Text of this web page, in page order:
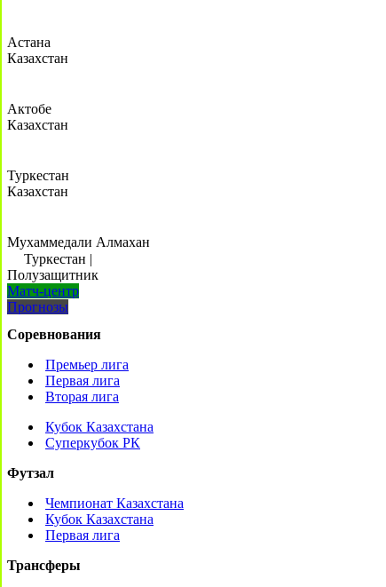
Астана
Казахстан
Актобе
Казахстан
Туркестан
Казахстан
Мухаммедали Алмахан
Туркестан |
Полузащитник
Матч-центр
Прогнозы
Соревнования
Премьер лига
Первая лига
Вторая лига
Кубок Казахстана
Суперкубок РК
Футзал
Чемпионат Казахстана
Кубок Казахстана
Первая лига
Трансферы